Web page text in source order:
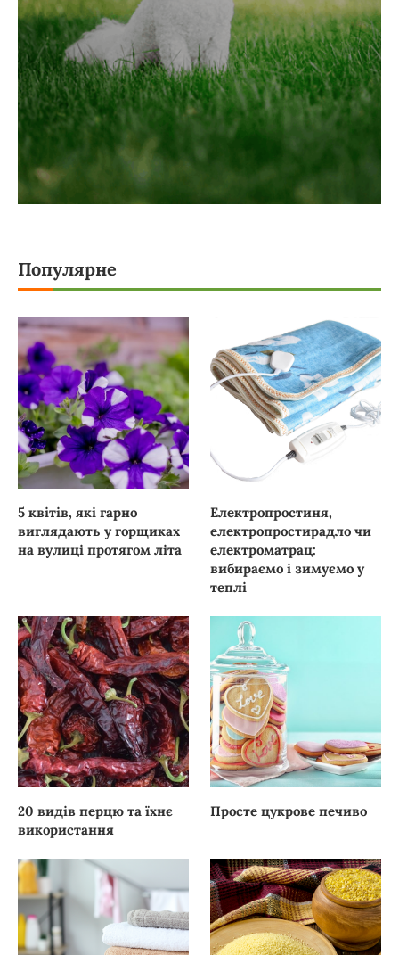
Популярне
5 квітів, які гарно
виглядають у горщиках
на вулиці протягом літа
Електропростиня,
електропростирадло чи
електроматрац:
вибираємо і зимуємо у
теплі
20 видів перцю та їхнє
використання
Просте цукрове печиво